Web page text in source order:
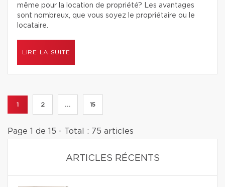
même pour la location de propriété? Les avantages
sont nombreux, que vous soyez le propriétaire ou le
locataire.
LIRE LA SUITE
1 2 ... 15
Page 1 de 15 - Total : 75 articles
ARTICLES RÉCENTS